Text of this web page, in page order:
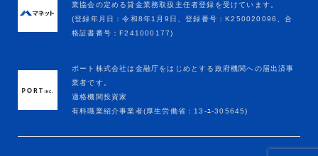
業協会の定める貸金業務取扱主任者登録を受けています。
(登録年月日：令和8年1月9日、登録番号：K250020096、合
格証書番号：F241000177)
ポート株式会社は金融庁をはじめとする政府機関への届出済事
業者です。
適格機関投資家
有料職業紹介事業者(厚生労働省：13-ﾕ-305645)